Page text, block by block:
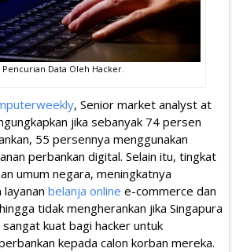
Pencurian Data Oleh Hacker.
, Senior market analyst at
jika sebanyak 74 persen
55 persennya menggunakan
perbankan digital. Selain itu, tingkat
umum negara, meningkatnya
belanja online e-commerce dan
tidak mengherankan jika Singapura
kuat bagi hacker untuk
kepada calon korban mereka.